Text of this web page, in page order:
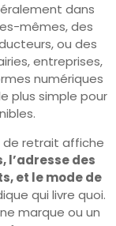
dans
mêmes, des
ou des
entreprises,
numériques
plus simple pour
de retrait affiche
l’adresse des
et le mode de
qui livre quoi.
marque ou un